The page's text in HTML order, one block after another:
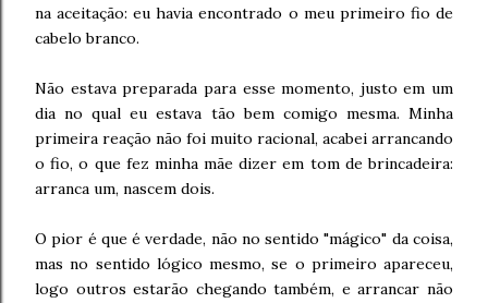
na aceitação: eu havia encontrado o meu primeiro fio de
cabelo branco.
Não estava preparada para esse momento, justo em um
dia no qual eu estava tão bem comigo mesma. Minha
primeira reação não foi muito racional, acabei arrancando
o fio, o que fez minha mãe dizer em tom de brincadeira:
arranca um, nascem dois.
O pior é que é verdade, não no sentido "mágico" da coisa,
mas no sentido lógico mesmo, se o primeiro apareceu,
logo outros estarão chegando também, e arrancar não